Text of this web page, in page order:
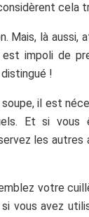
cela
Mais, là aussi,
impoli de
!
il est
Et si vous
les
votre
vous avez